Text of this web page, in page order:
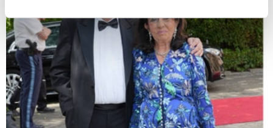
bestimmten Merkmalen (Fingerprinting) identifizieren
Erfahren Sie mehr darüber, wie Ihre persönlichen Daten
verarbeitet werden, und legen Sie Ihre Präferenzen im
Abschnitt Einzelheiten
fest.
Wir verwenden Cookies, um Inhalte und Anzeigen zu
personalisieren, Funktionen für soziale Medien anbieten